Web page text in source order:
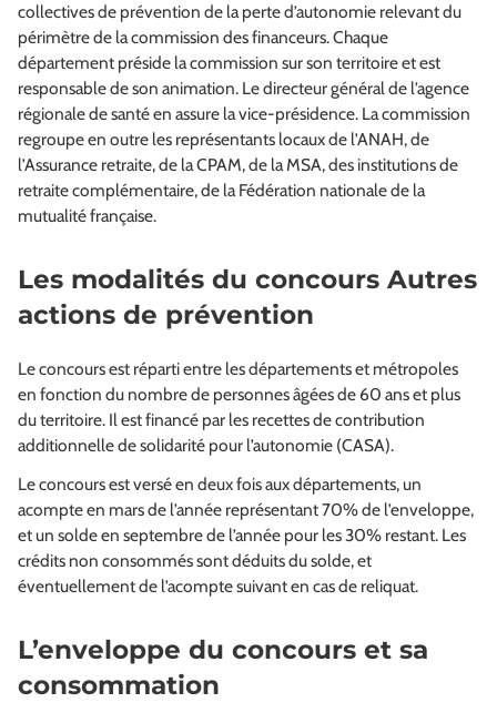
collectives de prévention de la perte d’autonomie relevant du
périmètre de la commission des financeurs. Chaque
département préside la commission sur son territoire et est
responsable de son animation. Le directeur général de l’agence
régionale de santé en assure la vice-présidence. La commission
regroupe en outre les représentants locaux de l’ANAH, de
l’Assurance retraite, de la CPAM, de la MSA, des institutions de
retraite complémentaire, de la Fédération nationale de la
mutualité française.
Les modalités du concours Autres
actions de prévention
Le concours est réparti entre les départements et métropoles
en fonction du nombre de personnes âgées de 60 ans et plus
du territoire. Il est financé par les recettes de contribution
additionnelle de solidarité pour l’autonomie (CASA).
Le concours est versé en deux fois aux départements, un
acompte en mars de l’année représentant 70% de l’enveloppe,
et un solde en septembre de l’année pour les 30% restant. Les
crédits non consommés sont déduits du solde, et
éventuellement de l’acompte suivant en cas de reliquat.
L’enveloppe du concours et sa
consommation